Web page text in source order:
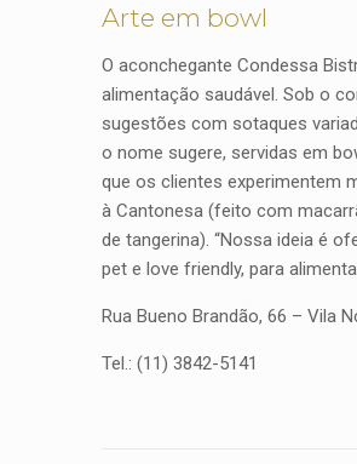
Arte em bowl
O aconchegante Condessa
alimentação saudável. Sob o
sugestões com sotaques
o nome sugere, servidas em
que os clientes experimentem
à Cantonesa (feito com
de tangerina). “Nossa ideia é
pet e love friendly, para
Rua Bueno Brandão, 66 – Vila
Tel.: (11) 3842-5141